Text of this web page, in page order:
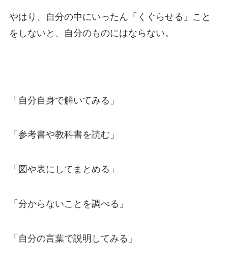
やはり、自分の中にいったん「くぐらせる」こと
をしないと、自分のものにはならない。
「自分自身で解いてみる」
「参考書や教科書を読む」
「図や表にしてまとめる」
「分からないことを調べる」
「自分の言葉で説明してみる」